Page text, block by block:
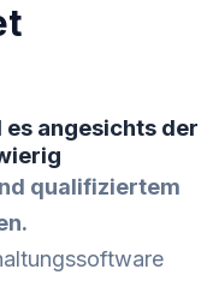
angesichts der
qualifiziertem